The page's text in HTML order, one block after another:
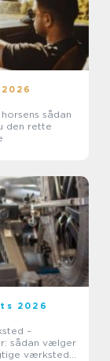
sådan
den rette
2026
–
sådan vælger
værksted